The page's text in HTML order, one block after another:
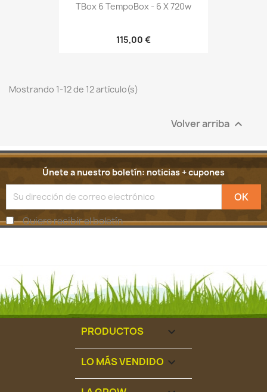
TBox 6 TempoBox - 6 X 720w
115,00 €
Mostrando 1-12 de 12 artículo(s)
Volver arriba 
Únete a nuestro boletín: noticias + cupones
Quiero recibir el boletín
PRODUCTOS 
LO MÁS VENDIDO 